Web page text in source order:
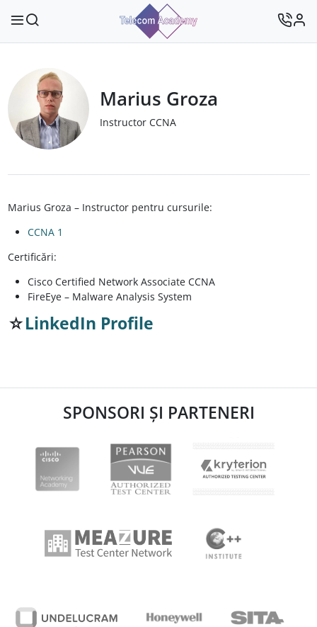
Marius Groza
Instructor CCNA
Marius Groza – Instructor pentru cursurile:
CCNA 1
Certificări:
Cisco Certified Network Associate CCNA
FireEye – Malware Analysis System
☆LinkedIn Profile
SPONSORI ȘI PARTENERI